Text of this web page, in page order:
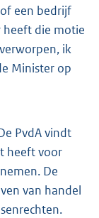
een bedrijf
heeft die motie
ik
Minister op
PvdA vindt
heeft voor
De
van handel